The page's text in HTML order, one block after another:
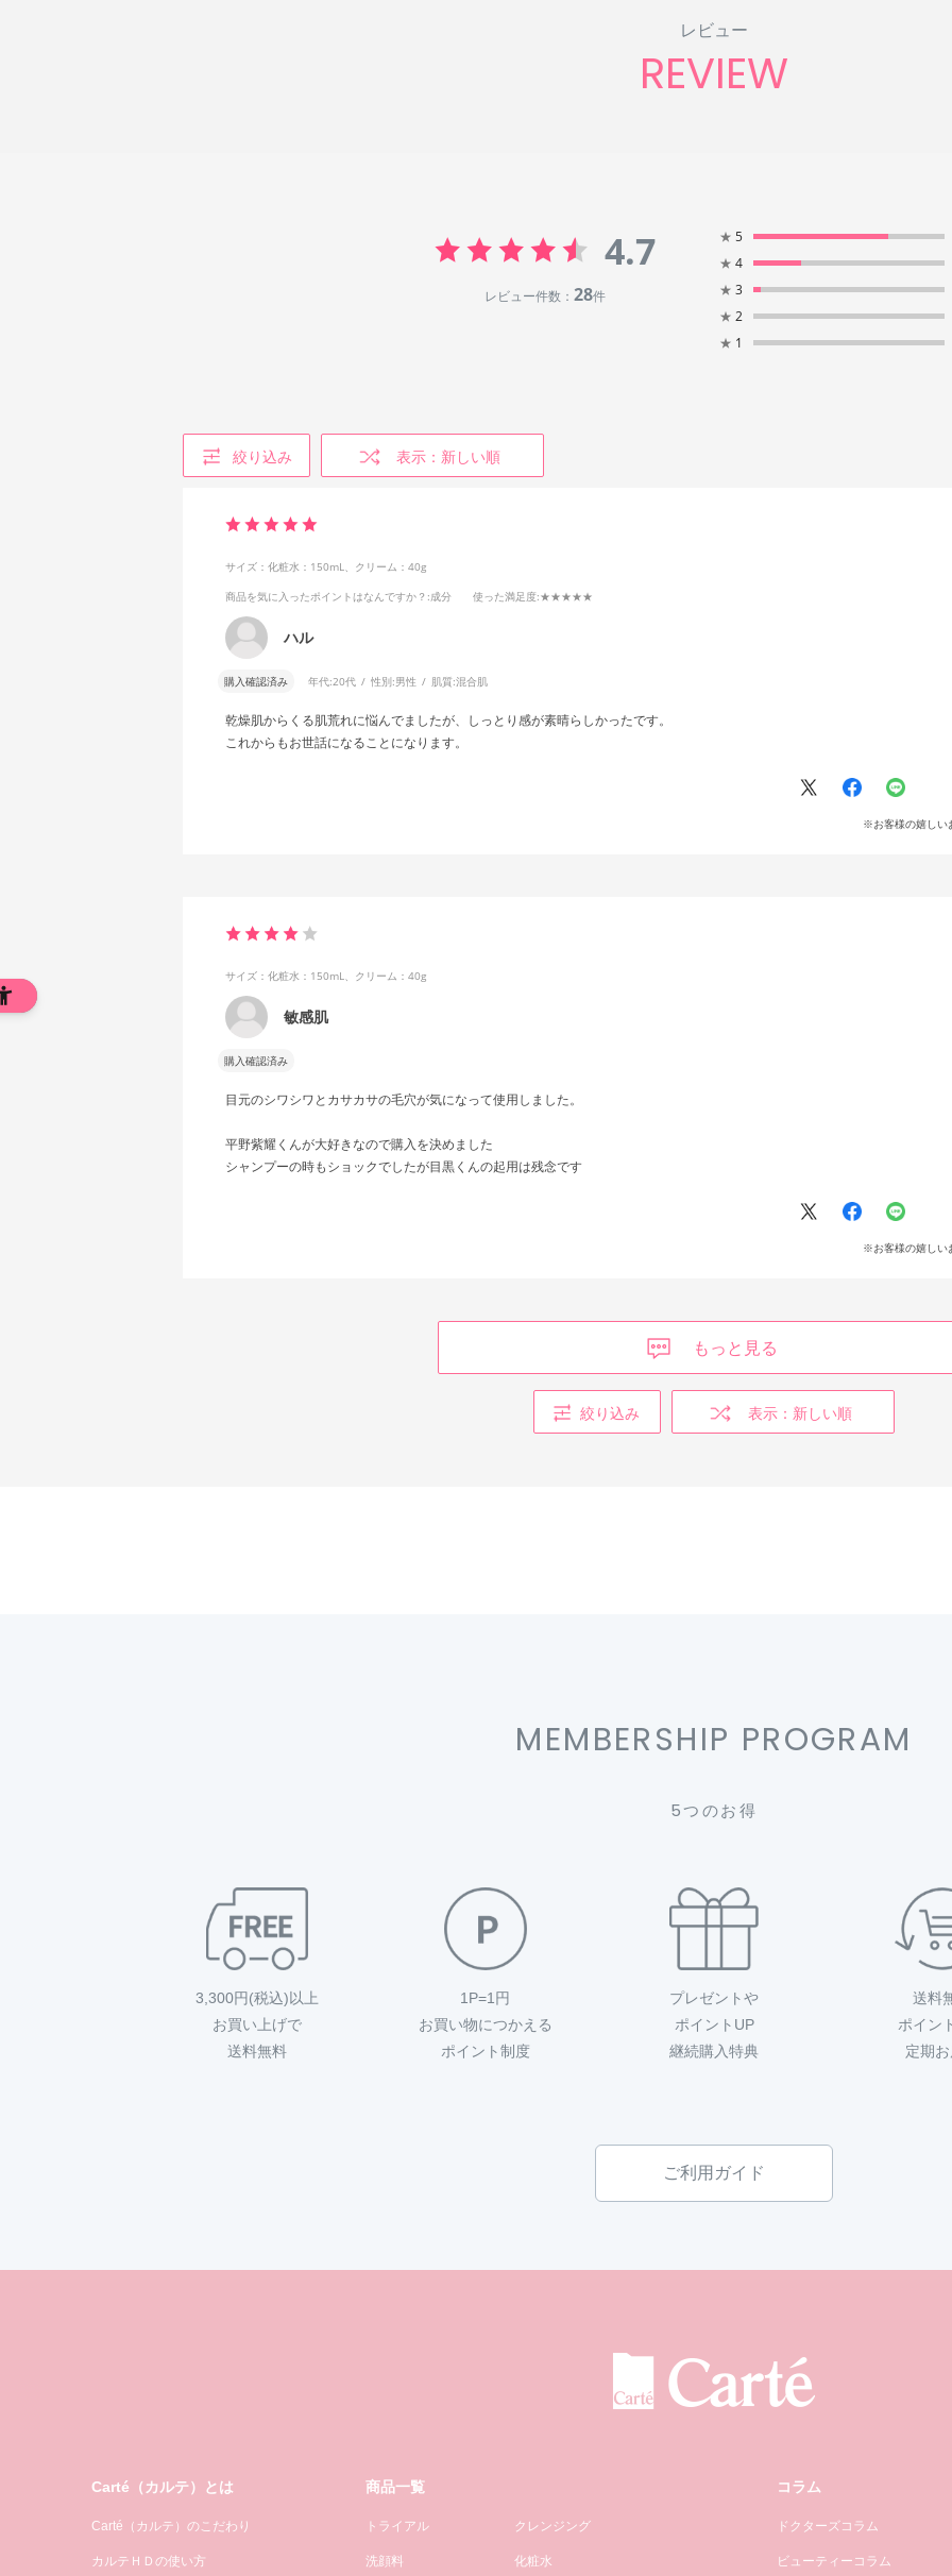
レビュー
REVIEW
4.7
レビュー件数： 28件
★ 5
★ 4
★ 3
★ 2
★ 1
絞り込み 表示：新しい順
サイズ：化粧水：150mL、クリーム：40g
商品を気に入ったポイントはなんですか？ :成分 使った満足度:★★★★★
ハル
購入確認済み 年代:20代 性別:男性 肌質:混合肌
乾燥肌からくる肌荒れに悩んでましたが、しっとり感が素晴らしかったです。
これからもお世話になることになります。
※お客様の嬉しい
サイズ：化粧水：150mL、クリーム：40g
敏感肌
購入確認済み
目元のシワシワとカサカサの毛穴が気になって使用しました。
平野紫耀くんが大好きなので購入を決めました
シャンプーの時もショックでしたが目黒くんの起用は残念です
※お客様の嬉しい
もっと見る
絞り込み 表示：新しい順
MEMBERSHIP PROGRAM
5つのお得
3,300円(税込)以上
お買い上げで
送料無料
1P=1円
お買い物につかえる
ポイント制度
プレゼントや
ポイントUP
継続購入特典
送料
ポイン
定期
ご利用ガイド
Carté（カルテ）とは
Carté（カルテ）のこだわり
カルテＨＤの使い方
商品一覧
トライアル クレンジング
洗顔料 化粧水
コラム
ドクターズコラム
ビューティーコラム